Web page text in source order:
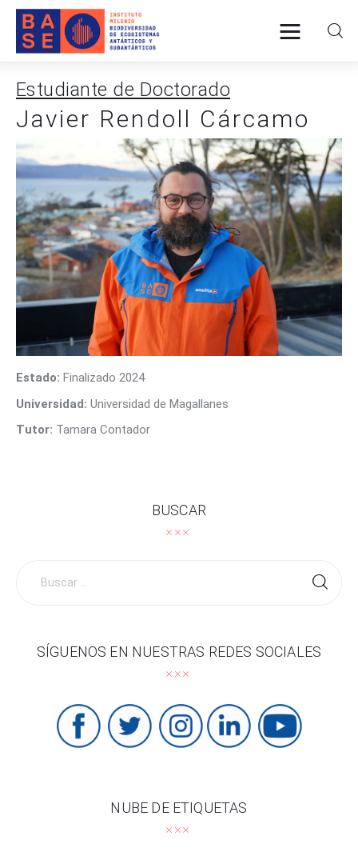
INICIO
INVESTIGACIÓN
PUBLICACIONES
COLABORACIÓN
COMUNICACIONES
CONTACTO
Estudiante de Doctorado
Javier Rendoll Cárcamo
Estado: Finalizado 2024
Universidad: Universidad de Magallanes
Tutor: Tamara Contador
BUSCAR
SÍGUENOS EN NUESTRAS REDES SOCIALES
NUBE DE ETIQUETAS